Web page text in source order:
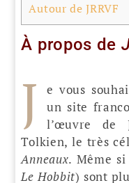
Autour de JRRVF
À propos de
J e vous
un site
l’œuvre de
Tolkien, le très
Anneaux. Même
Le Hobbit) sont